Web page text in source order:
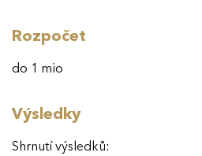
Rozpočet
do 1 mio
Výsledky
Shrnutí výsledků: